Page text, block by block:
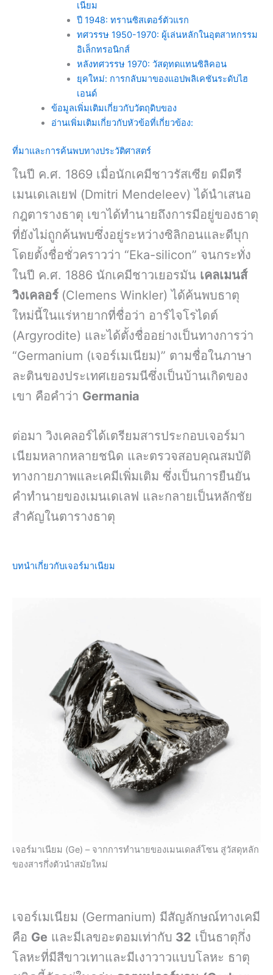
เนียม
ปี 1948: ทรานซิสเตอร์ตัวแรก
ทศวรรษ 1950-1970: ผู้เล่นหลักในอุตสาหกรรม
อิเล็กทรอนิกส์
หลังทศวรรษ 1970: วัสดุทดแทนซิลิคอน
ยุคใหม่: การกลับมาของแอปพลิเคชันระดับไฮ
เอนด์
ข้อมูลเพิ่มเติมเกี่ยวกับวัตถุดิบของ
อ่านเพิ่มเติมเกี่ยวกับหัวข้อที่เกี่ยวข้อง:
ที่มาและการค้นพบทางประวัติศาสตร์
ในปี ค.ศ. 1869 เมื่อนักเคมีชาวรัสเซีย ดมีตรี
เมนเดเลเยฟ (Dmitri Mendeleev) ได้นำเสนอ
กฎตารางธาตุ เขาได้ทำนายถึงการมีอยู่ของธาตุ
ที่ยังไม่ถูกค้นพบซึ่งอยู่ระหว่างซิลิกอนและดีบุก
โดยตั้งชื่อชั่วคราวว่า “Eka-silicon” จนกระทั่ง
ในปี ค.ศ. 1886 นักเคมีชาวเยอรมัน เคลเมนส์
วิงเคลอร์ (Clemens Winkler) ได้ค้นพบธาตุ
ใหม่นี้ในแร่หายากที่ชื่อว่า อาร์ไจโรไดต์
(Argyrodite) และได้ตั้งชื่ออย่างเป็นทางการว่า
“Germanium (เจอร์เมเนียม)” ตามชื่อในภาษา
ละตินของประเทศเยอรมนีซึ่งเป็นบ้านเกิดของ
เขา คือคำว่า Germania
ต่อมา วิงเคลอร์ได้เตรียมสารประกอบเจอร์มา
เนียมหลากหลายชนิด และตรวจสอบคุณสมบัติ
ทางกายภาพและเคมีเพิ่มเติม ซึ่งเป็นการยืนยัน
คำทำนายของเมนเดเลฟ และกลายเป็นหลักชัย
สำคัญในตารางธาตุ
บทนำเกี่ยวกับเจอร์มาเนียม
เจอร์มาเนียม (Ge) – จากการทำนายของเมนเดลส์โซน สู่วัสดุหลัก
ของสารกึ่งตัวนำสมัยใหม่
เจอร์เมเนียม (Germanium) มีสัญลักษณ์ทางเคมี
คือ Ge และมีเลขอะตอมเท่ากับ 32 เป็นธาตุกึ่ง
โลหะที่มีสีขาวเทาและมีเงาวาวแบบโลหะ ธาตุ